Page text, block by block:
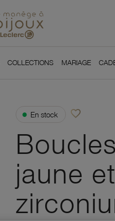
COLLECTIONS MARIAGE
● En stock favorite_borderAjouter à vos
jaune